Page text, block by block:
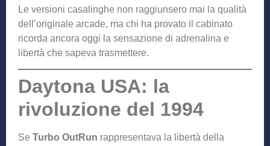
Le versioni casalinghe non raggiunsero mai la qualità
dell’originale arcade, ma chi ha provato il cabinato
ricorda ancora oggi la sensazione di adrenalina e
libertà che sapeva trasmettere.
Daytona USA: la
rivoluzione del 1994
Se Turbo OutRun rappresentava la libertà della